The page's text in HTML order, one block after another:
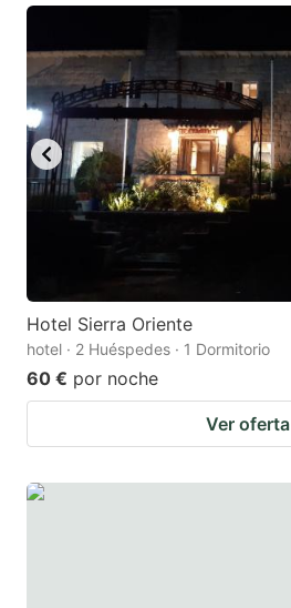
Hotel Sierra Oriente
hotel · 2 Huéspedes · 1 Dormitorio
60 € por noche
Ver oferta